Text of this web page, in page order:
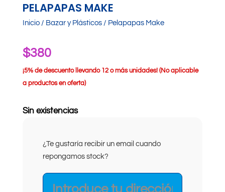
PELAPAPAS MAKE
Inicio/ Bazar y Plásticos/ Pelapapas Make
$380
¡5% de descuento llevando 12 o más unidades! (No aplicable
a productos en oferta)
Sin existencias
¿Te gustaría recibir un email cuando
repongamos stock?